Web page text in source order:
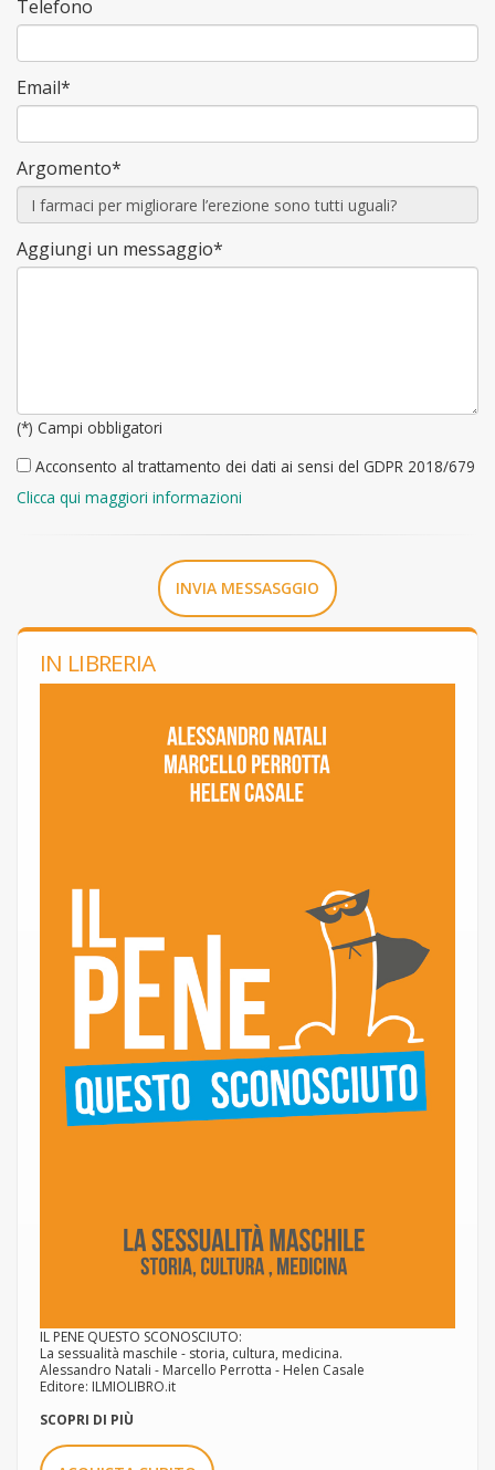
Telefono
Email*
Argomento*
Aggiungi un messaggio*
(*) Campi obbligatori
Acconsento al trattamento dei dati ai sensi del GDPR 2018/679
Clicca qui maggiori informazioni
INVIA MESSASGGIO
IN LIBRERIA
IL PENE QUESTO SCONOSCIUTO:
La sessualità maschile - storia, cultura, medicina.
Alessandro Natali - Marcello Perrotta - Helen Casale
Editore: ILMIOLIBRO.it
SCOPRI DI PIÙ